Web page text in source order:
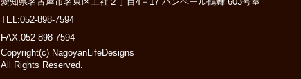
TEL:052-898-7594
FAX:052-898-7594
Copyright(c) NagoyanLifeDesigns
All Rights Reserved.